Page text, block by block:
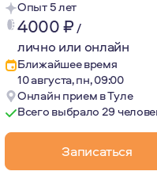
Опыт 5 лет
4000₽/
лично или онлайн
Ближайшее время
10 августа, пн, 09:00
Онлайн прием в Туле
Всего выбрало 29
Записаться